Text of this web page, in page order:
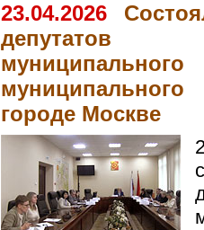
23.04.2026
депутатов
городе Москве